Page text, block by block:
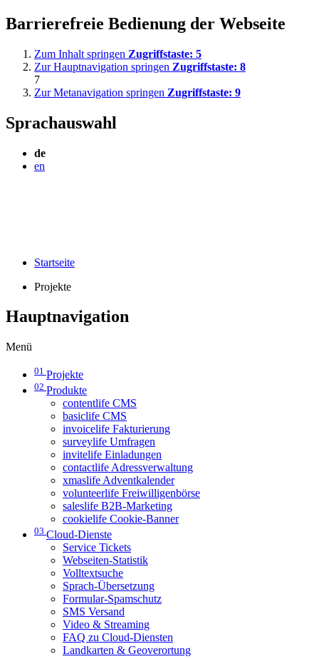
Barrierefreie Bedienung der Webseite
Zum Inhalt springen Zugriffstaste: 5
Zur Hauptnavigation springen Zugriffstaste: 8
7
Zur Metanavigation springen Zugriffstaste: 9
Sprachauswahl
de
en
Startseite
Projekte
Hauptnavigation
Menü
01 Projekte
02 Produkte
contentlife CMS
basiclife CMS
invoicelife Fakturierung
surveylife Umfragen
invitelife Einladungen
contactlife Adressverwaltung
xmaslife Adventkalender
volunteerlife Freiwilligenbörse
saleslife B2B-Marketing
cookielife Cookie-Banner
03 Cloud-Dienste
Service Tickets
Webseiten-Statistik
Volltextsuche
Sprach-Übersetzung
Formular-Spamschutz
SMS Versand
Video & Streaming
FAQ zu Cloud-Diensten
Landkarten & Geoverortung